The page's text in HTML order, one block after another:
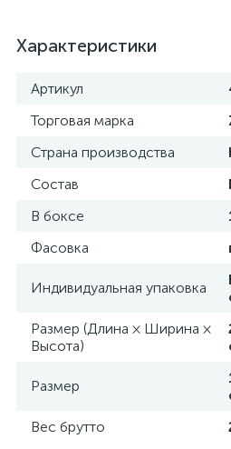
Характеристики
Артикул
Торговая марка
Страна производства
Состав
В боксе
Фасовка
Индивидуальная упаковка
Размер (Длина × Ширина ×
Высота)
Размер
Вес брутто